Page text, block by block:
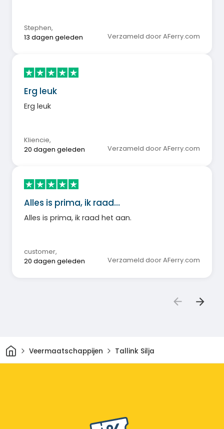
Stephen,
13 dagen geleden
Verzameld door AFerry.com
Erg leuk
Erg leuk
Kliencie,
20 dagen geleden
Verzameld door AFerry.com
Alles is prima, ik raad…
Alles is prima, ik raad het aan.
customer,
20 dagen geleden
Verzameld door AFerry.com
ThuisVeermaatschappijen Tallink Silja